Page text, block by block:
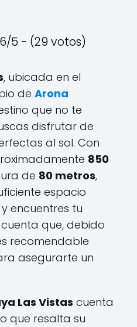
5 - (29 votos)
, ubicada en el
de Arona
que no te
disfrutar de
al sol. Con
850
de 80 metros,
espacio
encuentres tu
que, debido
recomendable
asegurarte un
Las Vistas cuenta
que resalta su